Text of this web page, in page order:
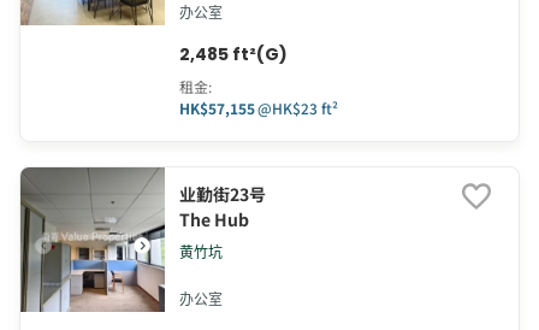
办公室
2,485 ft²(G)
租金:
HK$57,155@HK$23 ft²
业勤街23号
The Hub
黄竹坑
办公室